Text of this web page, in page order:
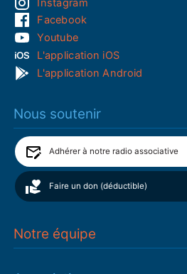
Facebook
Youtube
L'application iOS
L'application Android
Nous soutenir
Adhérer à notre radio associative
Faire un don (déductible)
Notre équipe